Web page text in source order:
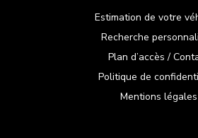
Estimation de votre
Recherche
Plan d’accès /
Politique de
Mentions légales